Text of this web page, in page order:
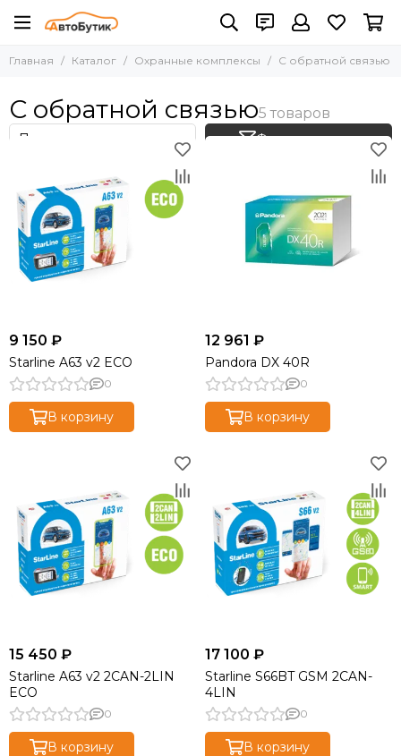
Охранные комплексы
С автозапуском
С обратной связью
Без обратной связи
Главная Каталог Охранные комплексы С обратной связью
С обратной связью
Фильтр товаров
9 150 ₽
Starline A63 v2 ECO
0
В корзину
12 961 ₽
Pandora DX 40R
0
В корзину
15 450 ₽
Starline A63 v2 2CAN-2LIN
ECO
0
В корзину
17 100 ₽
Starline S66BT GSM 2CAN-
4LIN
0
В корзину